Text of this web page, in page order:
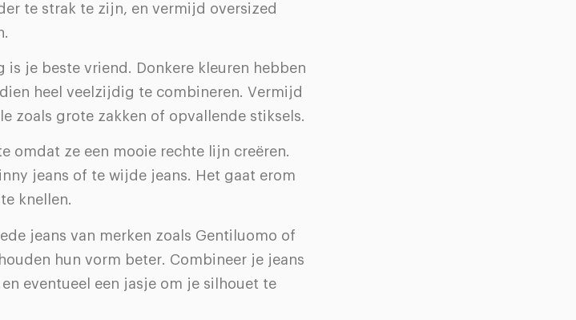
te strak te zijn, en vermijd oversized
is je beste vriend. Donkere kleuren hebben
heel veelzijdig te combineren. Vermijd
zoals grote zakken of opvallende stiksels.
omdat ze een mooie rechte lijn creëren.
jeans of te wijde jeans. Het gaat erom
knellen.
jeans van merken zoals Gentiluomo of
hun vorm beter. Combineer je jeans
eventueel een jasje om je silhouet te